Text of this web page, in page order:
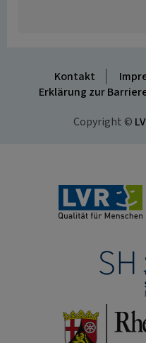
Kontakt
Erklärung zur
Copyright ©